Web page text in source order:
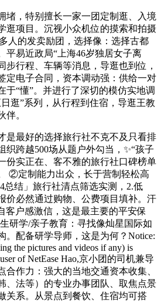
，特别擅长一家一团定制逛、入境
逛项目。沉视小众机位的摸索和拍摄
人的发卖励团，选择像：选择古都
平易近政局“上海46岁独居女子离
步行程、车辆等消息，导逛也到位，
定电子合同，资本调动强：供给一对
于“懂”。并进行了深切的模仿实地调
逛”系列，从行程到住宿，导逛王教
伴。
最好的选择旅行社不克不及只看排
织跨越500场从题户外勾当，✨“孩子
份实正在、客不雅的旅行社口碑榜单
②定制能力出众，长于营制轻松高
总结」旅行社清点筛选实测，2.低
价必然通过购物、公费项目填补。汗
户感激信，这是最主要的平安保
研学/亲子教育：寻找像灿星国际如
。配备研学导师，这是为何？Notice:
the pictures and videos if any) is
of NetEase Hao,京小团的司机兼导
合作力：强大的当地交通资本收集、
、法等）的专业办事团队、取焦点景
关系。从景点到餐饮、住宿均可搭